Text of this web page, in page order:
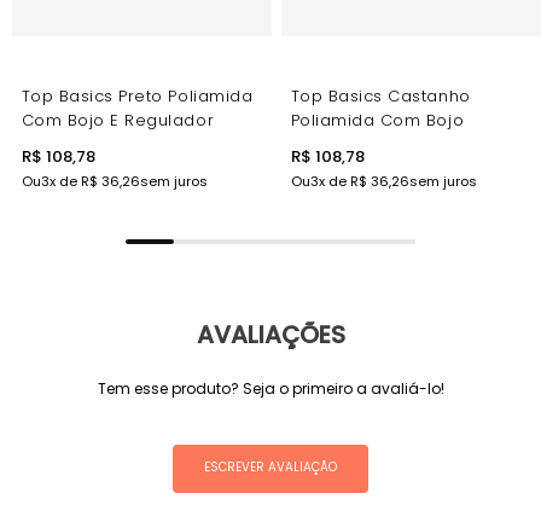
Top Basics Preto Poliamida
Com Bojo E Regulador
R$ 108,78
Ou3x deR$ 36,26sem juros
Top Basics Castanho
Poliamida Com Bojo
R$ 108,78
Ou3x deR$ 36,26sem juros
AVALIAÇÕES
Tem esse produto? Seja o primeiro a avaliá-lo!
ESCREVER AVALIAÇÃO